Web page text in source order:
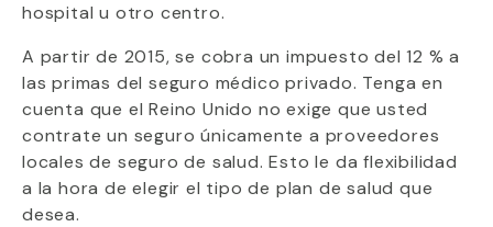
hospital u otro centro.
A partir de 2015, se cobra un impuesto del 12 % a
las primas del seguro médico privado. Tenga en
cuenta que el Reino Unido no exige que usted
contrate un seguro únicamente a proveedores
locales de seguro de salud. Esto le da flexibilidad
a la hora de elegir el tipo de plan de salud que
desea.